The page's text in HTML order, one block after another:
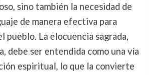
sino también la necesidad de
de manera efectiva para
pueblo. La elocuencia sagrada,
debe ser entendida como una vía
espiritual, lo que la convierte